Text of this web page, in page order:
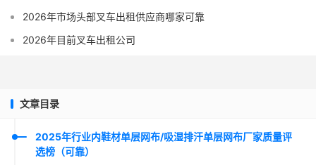
2026年市场头部叉车出租供应商哪家可靠
2026年目前叉车出租公司
文章目录
2025年行业内鞋材单层网布/吸湿排汗单层网布厂家质量评
选榜（可靠）